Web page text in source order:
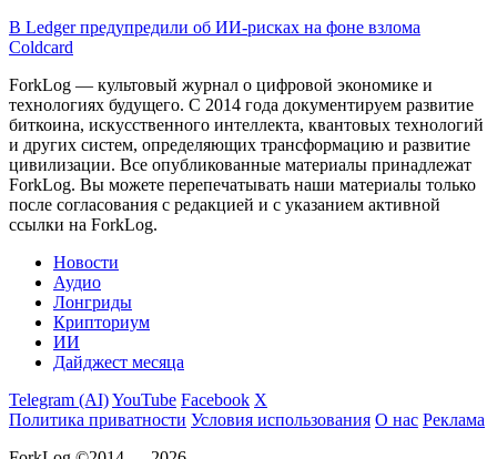
В Ledger предупредили об ИИ-рисках на фоне взлома
Coldcard
ForkLog — культовый журнал о цифровой экономике и
технологиях будущего. С 2014 года документируем развитие
биткоина, искусственного интеллекта, квантовых технологий
и других систем, определяющих трансформацию и развитие
цивилизации. Все опубликованные материалы принадлежат
ForkLog. Вы можете перепечатывать наши материалы только
после согласования с редакцией и с указанием активной
ссылки на ForkLog.
Новости
Аудио
Лонгриды
Крипториум
ИИ
Дайджест месяца
Telegram (AI)YouTube Facebook X
Политика приватности Условия использования О нас Реклама